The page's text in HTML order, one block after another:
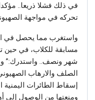
في ذلك فشلا ذريعا..
تحركه في مواجهة
واستغرب مما يحصل في
مسابقة للكلاب، في حين
شهر ونصف.. واستدرك:”
الصلف والارهاب
إسقاط الطائرات اليمنية
ومنعتها من الوصول إلى